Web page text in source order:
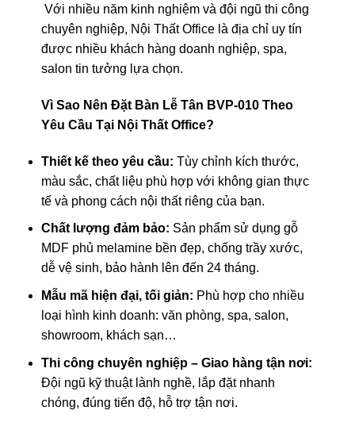
Với nhiều năm kinh nghiệm và đội ngũ thi công
chuyên nghiệp, Nội Thất Office là địa chỉ uy tín
được nhiều khách hàng doanh nghiệp, spa,
salon tin tưởng lựa chọn.
Vì Sao Nên Đặt Bàn Lễ Tân BVP-010 Theo
Yêu Cầu Tại Nội Thất Office?
Thiết kế theo yêu cầu: Tùy chỉnh kích thước,
màu sắc, chất liệu phù hợp với không gian thực
tế và phong cách nội thất riêng của bạn.
Chất lượng đảm bảo: Sản phẩm sử dụng gỗ
MDF phủ melamine bền đẹp, chống trầy xước,
dễ vệ sinh, bảo hành lên đến 24 tháng.
Mẫu mã hiện đại, tối giản: Phù hợp cho nhiều
loại hình kinh doanh: văn phòng, spa, salon,
showroom, khách sạn…
Thi công chuyên nghiệp – Giao hàng tận nơi:
Đội ngũ kỹ thuật lành nghề, lắp đặt nhanh
chóng, đúng tiến độ, hỗ trợ tận nơi.